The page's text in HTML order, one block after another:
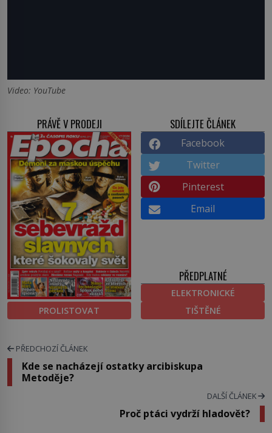
Video: YouTube
PRÁVĚ V PRODEJI
PROLISTOVAT
SDÍLEJTE ČLÁNEK
Facebook
Twitter
Pinterest
Email
PŘEDPLATNÉ
ELEKTRONICKÉ
TIŠTĚNÉ
PŘEDCHOZÍ ČLÁNEK
Kde se nacházejí ostatky arcibiskupa
Metoděje?
DALŠÍ ČLÁNEK
Proč ptáci vydrží hladovět?